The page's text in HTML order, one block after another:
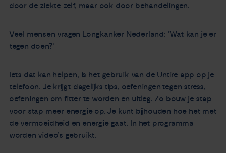
door de ziekte zelf, maar ook door behandelingen.
Veel mensen vragen Longkanker Nederland: ‘Wat kan je er
tegen doen?’
Iets dat kan helpen, is het gebruik van de Untire app op je
telefoon. Je krijgt dagelijks tips, oefeningen tegen stress,
oefeningen om fitter te worden en uitleg. Zo bouw je stap
voor stap meer energie op. Je kunt bijhouden hoe het met
de vermoeidheid en energie gaat. In het programma
worden video’s gebruikt.